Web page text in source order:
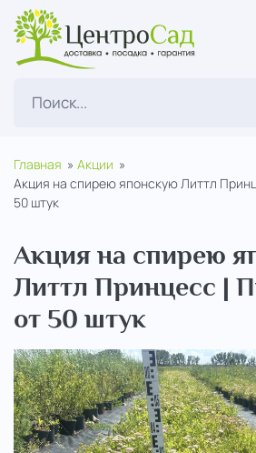
ЦентроСад
Главная
Акции
Акция на спирею японскую Литтл
50 штук
Акция на спирею
Литтл Принцесс |
от 50 штук